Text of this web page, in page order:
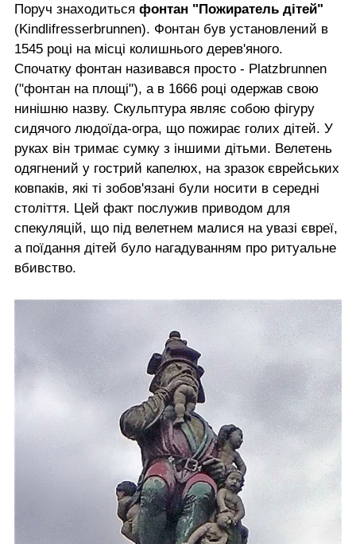
Поруч знаходиться фонтан "Пожиратель дітей"
(Kindlifresserbrunnen). Фонтан був установлений в
1545 році на місці колишнього дерев'яного.
Спочатку фонтан називався просто - Platzbrunnen
("фонтан на площі"), а в 1666 році одержав свою
нинішню назву. Скульптура являє собою фігуру
сидячого людоїда-огра, що пожирає голих дітей. У
руках він тримає сумку з іншими дітьми. Велетень
одягнений у гострий капелюх, на зразок єврейських
ковпаків, які ті зобов'язані були носити в середні
століття. Цей факт послужив приводом для
спекуляцій, що під велетнем малися на увазі євреї,
а поїдання дітей було нагадуванням про ритуальне
вбивство.